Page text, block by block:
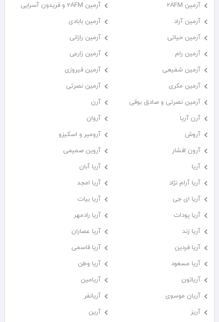
آرمین 2AFM
آرمین 2AFM و فریدون آسرایی
آرمین آراد
آرمین بابادی
آرمین حیاتی
آرمین رازانی
آرمین رام
آرمین زارعی
آرمین شفیعی
آرمین فیروزی
آرمین مکری
آرمین نصرتی
آرمین نصرتی و صادق بوقی
آرن
آرن آریا
آروان
آروش
آرومیر و اسکیزو
آرون افشار
آروین صمیمی
آریا
آریا آبان
آریا آرام نژاد
آریا امجد
آریا ای جی
آریا بیات
آریا پودات
آریا رادمهر
آریا زند
آریا عصاران
آریا فردین
آریا قاسمی
آریا مسعود
آریا وطن
آریاتون
آریامین
آریان موسوی
آریانفر
آریز
آرین